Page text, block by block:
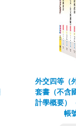
外交四等（
套書（不含
計學概要）
帳